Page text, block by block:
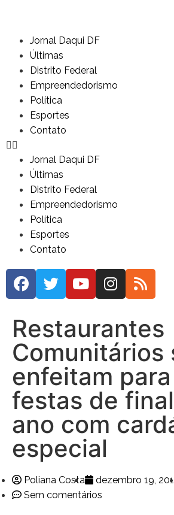
Jornal Daqui DF
Últimas
Distrito Federal
Empreendedorismo
Política
Esportes
Contato
Jornal Daqui DF
Últimas
Distrito Federal
Empreendedorismo
Política
Esportes
Contato
Restaurantes
Comunitários
enfeitam
festas de
ano com
especial
Poliana Costa dezembro 19,
Sem comentários